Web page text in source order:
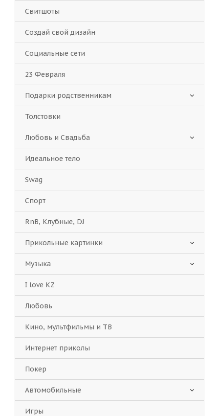
Свитшоты
Создай свой дизайн
Социальные сети
23 Февраля
Подарки родственникам
Толстовки
Любовь и Свадьба
Идеальное тело
Swag
Спорт
RnB, Клубные, DJ
Прикольные картинки
Музыка
I love KZ
Любовь
Кино, мультфильмы и ТВ
Интернет приколы
Покер
Автомобильные
Игры